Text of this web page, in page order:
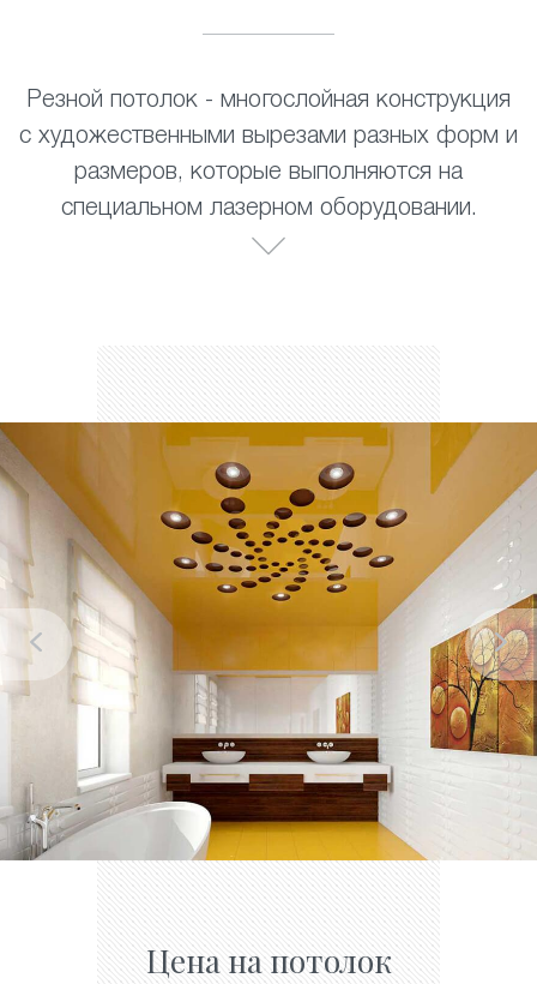
Резной потолок - многослойная конструкция
с художественными вырезами разных форм и
размеров, которые выполняются на
специальном лазерном оборудовании.
Цена на потолок